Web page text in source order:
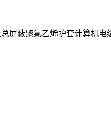
蔽聚氯乙烯护套计算机电